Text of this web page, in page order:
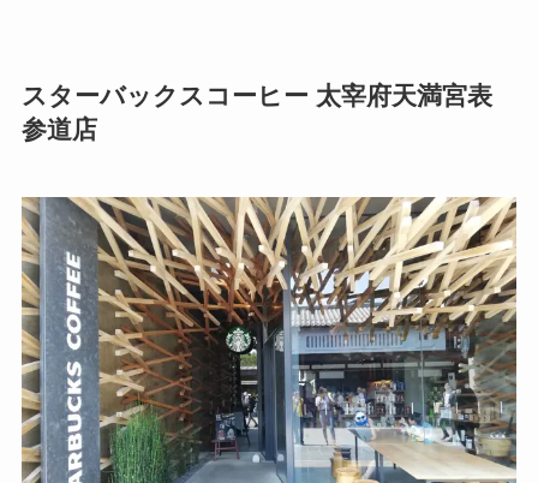
スターバックスコーヒー 太宰府天満宮表
参道店